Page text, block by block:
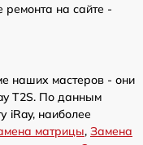
ремонта на сайте -
наших мастеров - они
T2S. По данным
iRay, наиболее
матрицы, Замена